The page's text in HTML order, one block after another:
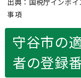
事項
守谷市の
者の登録